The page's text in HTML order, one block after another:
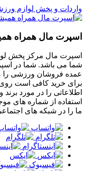
واردات و پخش لوازم
اسپرت مال همراه
اسپرت مال مرکز پخش
شما می باشد. شما در
عمده فروشان ورزشی را
برای خرید کافی است روی
اطلاعاتی را در مورد
استفاده از شماره های
ما را در شبکه های